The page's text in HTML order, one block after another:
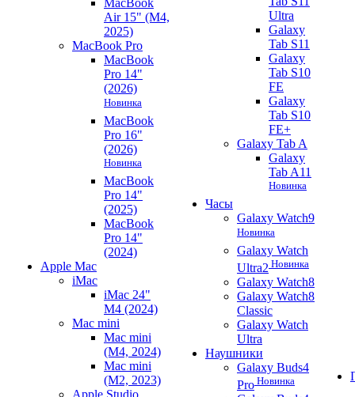
MacBook
Air 15" (M4,
2025)
MacBook Pro
MacBook
Pro 14"
(2026)
Новинка
MacBook
Pro 16"
(2026)
Новинка
MacBook
Pro 14"
(2025)
MacBook
Pro 14"
(2024)
Apple Mac
iMac
iMac 24"
M4 (2024)
Mac mini
Mac mini
(M4, 2024)
Mac mini
(M2, 2023)
Apple Studio
Ultra
Galaxy
Tab S11
Galaxy
Tab S10
FE
Galaxy
Tab S10
FE+
Galaxy Tab A
Galaxy
Tab A11
Новинка
Часы
Galaxy Watch9
Новинка
Galaxy Watch
Ultra2 Новинка
Galaxy Watch8
Galaxy Watch8
Classic
Galaxy Watch
Ultra
Наушники
Galaxy Buds4
Pro Новинка